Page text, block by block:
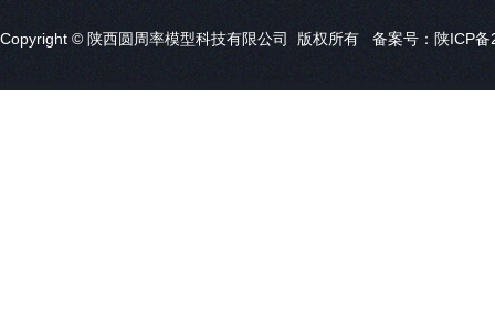
Copyright © 陕西圆周率模型科技有限公司 版权所有 备案号：陕ICP